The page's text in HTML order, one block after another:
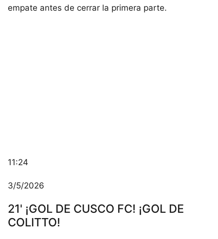
empate antes de cerrar la primera parte.
11:24
3/5/2026
21' ¡GOL DE CUSCO FC! ¡GOL DE
COLITTO!